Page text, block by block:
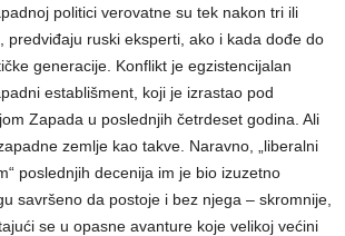
politici verovatne su tek nakon tri ili
predviđaju ruski eksperti, ako i kada dođe do
generacije. Konflikt je egzistencijalan
establišment, koji je izrastao pod
Zapada u poslednjih četrdeset godina. Ali
zemlje kao takve. Naravno, „liberalni
poslednjih decenija im je bio izuzetno
savršeno da postoje i bez njega – skromnije,
se u opasne avanture koje velikoj većini